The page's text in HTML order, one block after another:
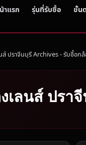
าแรก รุ่นที่รับซื้อ ขั้น
ส์ ปราจีนบุรี Archives - รับซื้อก
เลนส์ ปรา